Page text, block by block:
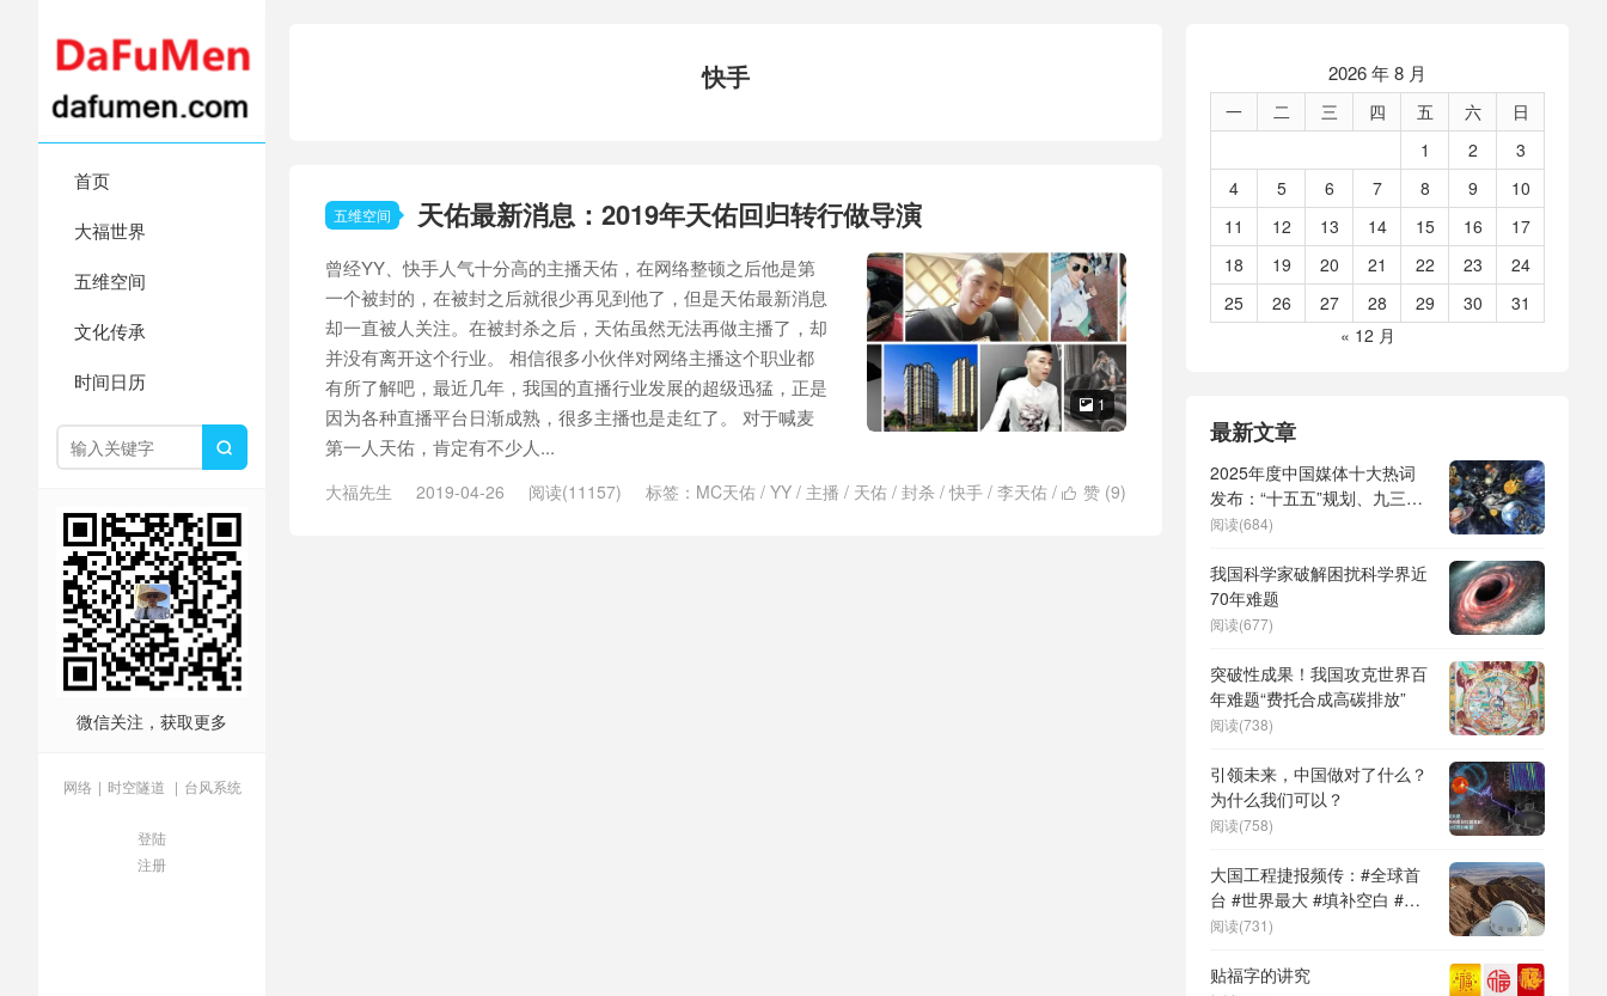
首页
大福世界
五维空间
文化传承
时间日历

微信关注，获取更多
网络 | 时空隧道 | 台风系统
登陆
注册
快手
五维空间 天佑最新消息：2019年天佑回归转行做导演
 1
曾经YY、快手人气十分高的主播天佑，在网络整顿之后他是第
一个被封的，在被封之后就很少再见到他了，但是天佑最新消息
却一直被人关注。在被封杀之后，天佑虽然无法再做主播了，却
并没有离开这个行业。 相信很多小伙伴对网络主播这个职业都
有所了解吧，最近几年，我国的直播行业发展的超级迅猛，正是
因为各种直播平台日渐成熟，很多主播也是走红了。 对于喊麦
第一人天佑，肯定有不少人...
 赞 (9)
大福先生 2019-04-26 阅读(11157) 标签： MC天佑 / YY / 主播 / 天佑 / 封杀 /快手 / 李天佑 /
2026 年 8 月
一 二 三 四 五 六
日
1
2
3
4
5 6 7 8 9
10
11
12 13 14 15 16
17
18
19 20 21 22 23
24
25
26 27 28 29 30
31
« 12 月
最新文章
2025年度中国媒体十大热词
发布：“十五五”规划、九三阅
兵、全球治理倡议、
形机器人、苏超、票根经济、
育儿补贴、科学素养、网络生
态治理
阅读(684)
我国科学家破解困扰科学界近
70年难题
阅读(677)
突破性成果！我国攻克世界百
年难题“费托合成高碳排放”
阅读(738)
引领未来，中国做对了什么？
为什么我们可以？
阅读(758)
大国工程捷报频传：#全球首
台 #世界最大 #填补空白 #突
破关键节点
阅读(731)
贴福字的讲究